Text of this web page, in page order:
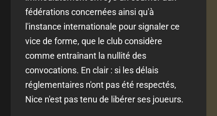
fédérations concernées ainsi qu'à
l'instance internationale pour signaler ce
vice de forme, que le club considère
comme entraînant la nullité des
convocations. En clair : si les délais
réglementaires n'ont pas été respectés,
Nice n'est pas tenu de libérer ses joueurs.